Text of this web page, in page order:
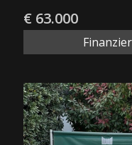
€ 63.000